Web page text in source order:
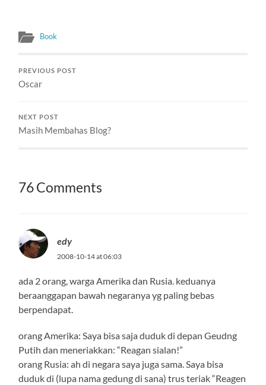
penderia daltonian. Bukan
dari nama John Dalton.
Dalton bukan saja…
Book
PREVIOUS POST
Oscar
NEXT POST
Masih Membahas Blog?
76 Comments
edy
2008-10-14 at 06:03
ada 2 orang, warga Amerika dan Rusia. keduanya
beraanggapan bawah negaranya yg paling bebas
berpendapat.
orang Amerika: Saya bisa saja duduk di depan Geudng
Putih dan meneriakkan: “Reagan sialan!”
orang Rusia: ah di negara saya juga sama. Saya bisa
duduk di (lupa nama gedung di sana) trus teriak “Reagen